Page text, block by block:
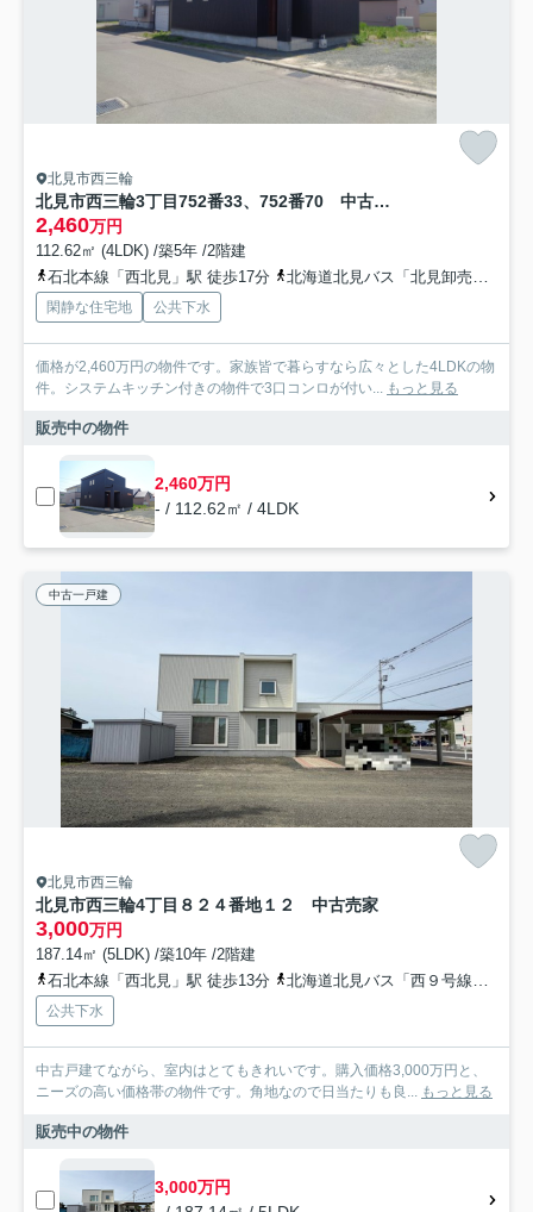
北見市西三輪
北見市西三輪3丁目752番33、752番70 中古売家
2,460万円
112.62㎡ (4LDK) /築5年 /2階建
石北本線「西北見」駅 徒歩17分
北海道北見バス「北見卸売市場」バス停下車 徒歩5分
閑静な住宅地 公共下水
価格が2,460万円の物件です。家族皆で暮らすなら広々とした4LDKの物
件。システムキッチン付きの物件で3口コンロが付い... もっと見る
販売中の物件
2,460万円
- / 112.62㎡ / 4LDK
中古一戸建
北見市西三輪
北見市西三輪4丁目８２４番地１２ 中古売家
3,000万円
187.14㎡ (5LDK) /築10年 /2階建
石北本線「西北見」駅 徒歩13分
北海道北見バス「西９号線」バス停下車 徒歩3分
公共下水
中古戸建てながら、室内はとてもきれいです。購入価格3,000万円と、
ニーズの高い価格帯の物件です。角地なので日当たりも良... もっと見る
販売中の物件
3,000万円